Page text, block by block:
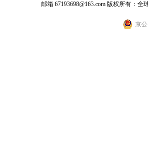
邮箱 67193698@163.com 版权所有：全
京公